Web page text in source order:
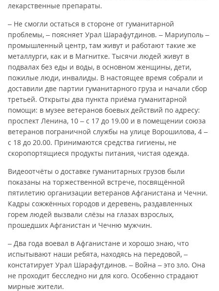
лекарственные препараты.
– Не смогли остаться в стороне от гуманитарной
проблемы, – поясняет Урал Шарафутдинов. – Мариуполь –
промышленный центр, там живут и работают такие же
металлурги, как и в Магнитке. Тысячи людей живут в
подвалах без еды и воды, в основном женщины, дети,
пожилые люди, инвалиды. В настоящее время собрали и
доставили две партии гуманитарного груза и начали сбор
третьей. Открыты два пункта приёма гуманитарной
помощи: в музее ветеранов боевых действий по адресу:
проспект Ленина, 10 – с 17 до 19.00 и в помещении союза
ветеранов пограничной службы на улице Ворошилова, 4 –
с 18 до 20.00. Принимаются средства гигиены, не
скоропортящиеся продукты питания, чистая одежда.
Видеоотчёты о доставке гуманитарных грузов были
показаны на торжественной встрече, посвящённой
пятилетию организации ветеранов Афганистана и Чечни.
Кадры сожжённых городов и деревень, раздавленных
горем людей вызвали слёзы на глазах взрослых,
прошедших Афганистан и Чечню мужчин.
– Два года воевал в Афганистане и хорошо знаю, что
испытывают наши ребята, находясь на передовой, –
констатирует Урал Шарафутдинов. – Война – это зло. Она
не проходит бесследно ни для кого. Особенно страдают
мирные жители.